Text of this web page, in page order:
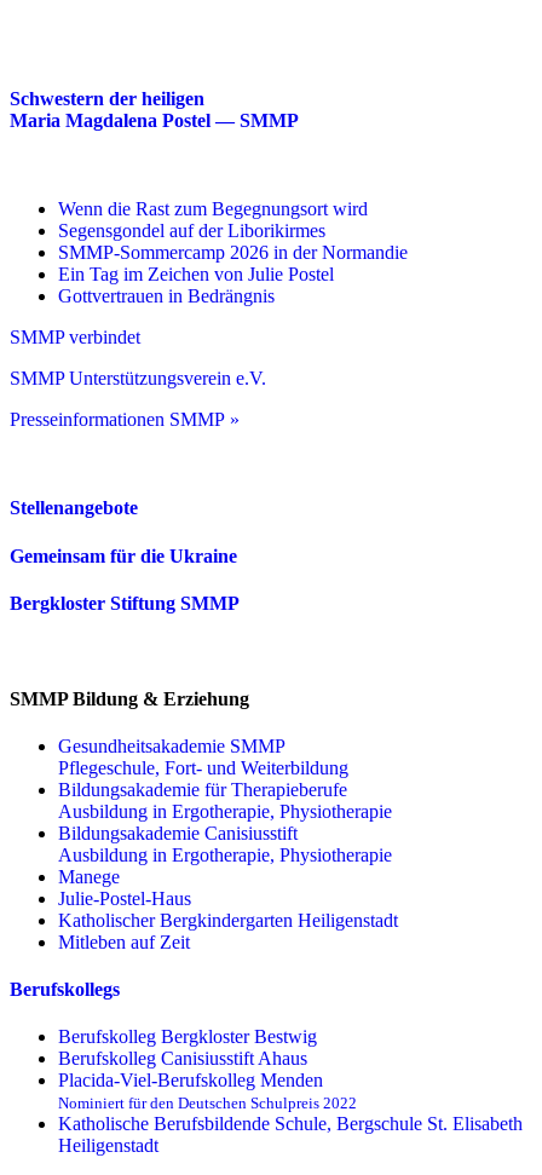
Schwestern der heiligen
Maria Magdalena Postel — SMMP
Wenn die Rast zum Begegnungsort wird
Segensgondel auf der Liborikirmes
SMMP-Sommercamp 2026 in der Normandie
Ein Tag im Zeichen von Julie Postel
Gottvertrauen in Bedrängnis
SMMP verbindet
SMMP Unterstützungsverein e.V.
Presseinformationen SMMP »
Stellenangebote
Gemeinsam für die Ukraine
Bergkloster Stiftung SMMP
SMMP Bildung & Erziehung
Gesundheitsakademie SMMP
Pflegeschule, Fort- und Weiterbildung
Bildungsakademie für Therapieberufe
Ausbildung in Ergotherapie, Physiotherapie
Bildungsakademie Canisiusstift
Ausbildung in Ergotherapie, Physiotherapie
Manege
Julie-Postel-Haus
Katholischer Bergkindergarten Heiligenstadt
Mitleben auf Zeit
Berufskollegs
Berufskolleg Bergkloster Bestwig
Berufskolleg Canisiusstift Ahaus
Placida-Viel-Berufskolleg Menden
Nominiert für den Deutschen Schulpreis 2022
Katholische Berufsbildende Schule, Bergschule St. Elisabeth
Heiligenstadt